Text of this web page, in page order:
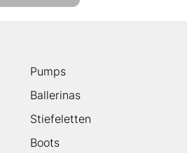
Pumps
Ballerinas
Stiefeletten
Boots